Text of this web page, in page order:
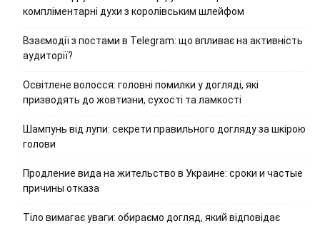
компліментарні духи з королівським шлейфом
Взаємодії з постами в Telegram: що впливає на активність
аудиторії?
Освітлене волосся: головні помилки у догляді, які
призводять до жовтизни, сухості та ламкості
Шампунь від лупи: секрети правильного догляду за шкірою
голови
Продление вида на жительство в Украине: сроки и частые
причины отказа
Тіло вимагає уваги: обираємо догляд, який відповідає